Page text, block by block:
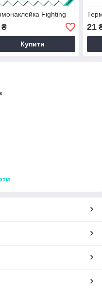
Fighting
Купити
21